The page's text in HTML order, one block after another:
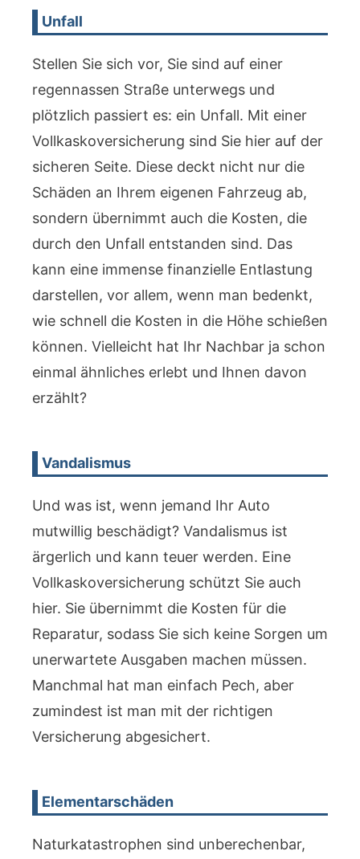
Unfall
Stellen Sie sich vor, Sie sind auf einer
regennassen Straße unterwegs und
plötzlich passiert es: ein Unfall. Mit einer
Vollkaskoversicherung sind Sie hier auf der
sicheren Seite. Diese deckt nicht nur die
Schäden an Ihrem eigenen Fahrzeug ab,
sondern übernimmt auch die Kosten, die
durch den Unfall entstanden sind. Das
kann eine immense finanzielle Entlastung
darstellen, vor allem, wenn man bedenkt,
wie schnell die Kosten in die Höhe schießen
können. Vielleicht hat Ihr Nachbar ja schon
einmal ähnliches erlebt und Ihnen davon
erzählt?
Vandalismus
Und was ist, wenn jemand Ihr Auto
mutwillig beschädigt? Vandalismus ist
ärgerlich und kann teuer werden. Eine
Vollkaskoversicherung schützt Sie auch
hier. Sie übernimmt die Kosten für die
Reparatur, sodass Sie sich keine Sorgen um
unerwartete Ausgaben machen müssen.
Manchmal hat man einfach Pech, aber
zumindest ist man mit der richtigen
Versicherung abgesichert.
Elementarschäden
Naturkatastrophen sind unberechenbar,